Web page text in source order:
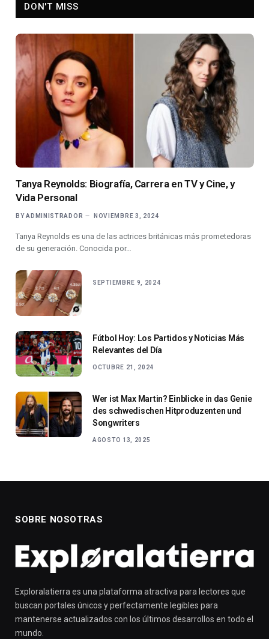
DON'T MISS
Tanya Reynolds: Biografía, Carrera en TV y Cine, y
Vida Personal
BY ADMINISTRADOR NOVIEMBRE 3, 2024
Tanya Reynolds es una de las actrices británicas más prometedoras
de su generación. Conocida por…
SEPTIEMBRE 9, 2024
Fútbol Hoy: Los Partidos y Noticias Más
Relevantes del Día
OCTUBRE 21, 2024
Wer ist Max Martin? Einblicke in das Genie
des schwedischen Hitproduzenten und
Songwriters
AGOSTO 13, 2025
SOBRE NOSOTRAS
Exploralatierra es una plataforma atractiva para lectores que
buscan portales únicos y perfectamente legibles para
mantenerse actualizados con los últimos desarrollos en todo el
mundo.